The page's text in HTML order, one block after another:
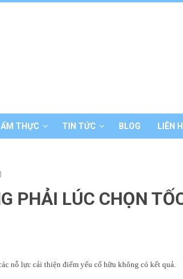
ẨM THỰC TIN TỨC BLOG LIÊN
PHẢI LÚC CHỌN
nỗ lực cải thiện điểm yếu cố hữu không có kết quả.